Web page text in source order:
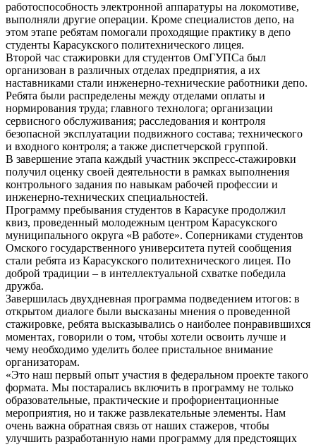
работоспособность электронной аппаратуры на локомотиве,
выполняли другие операции. Кроме специалистов депо, на
этом этапе ребятам помогали проходящие практику в депо
студенты Карасукского политехнического лицея.
Второй час стажировки для студентов ОмГУПСа был
организован в различных отделах предприятия, а их
наставниками стали инженерно-технические работники депо.
Ребята были распределены между отделами оплаты и
нормирования труда; главного технолога; организации
сервисного обслуживания; расследования и контроля
безопасной эксплуатации подвижного состава; технического
и входного контроля; а также диспетчерской группой.
В завершение этапа каждый участник экспресс-стажировки
получил оценку своей деятельности в рамках выполнения
контрольного задания по навыкам рабочей профессии и
инженерно-технических специальностей.
Программу пребывания студентов в Карасуке продолжил
квиз, проведенный молодежным центром Карасукского
муниципального округа «В работе». Соперниками студентов
Омского государственного университета путей сообщения
стали ребята из Карасукского политехнического лицея. По
доброй традиции – в интеллектуальной схватке победила
дружба.
Завершилась двухдневная программа подведением итогов: в
открытом диалоге были высказаны мнения о проведенной
стажировке, ребята высказывались о наиболее понравившихся
моментах, говорили о том, чтобы хотели освоить лучше и
чему необходимо уделить более пристальное внимание
организаторам.
«Это наш первый опыт участия в федеральном проекте такого
формата. Мы постарались включить в программу не только
образовательные, практические и профориентационные
мероприятия, но и также развлекательные элементы. Нам
очень важна обратная связь от наших стажеров, чтобы
улучшить разработанную нами программу для предстоящих